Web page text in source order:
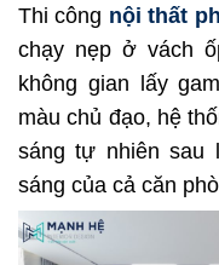
Thi công nội thất
chạy nẹp ở vách
không gian lấy
màu chủ đạo, hệ
sáng tự nhiên sau
sáng của cả căn